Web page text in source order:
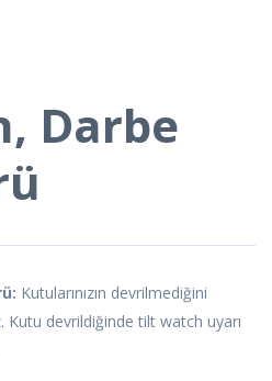
Darbe
Kutularınızın devrilmediğini
devrildiğinde tilt watch uyarı